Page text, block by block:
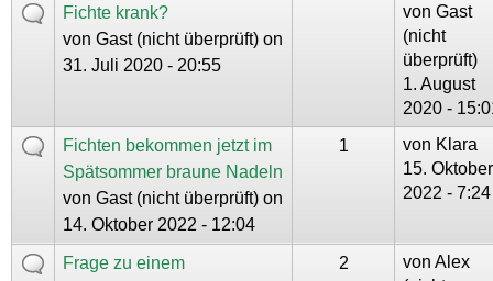
Fichte krank?
von Gast (nicht überprüft) on
31. Juli 2020 - 20:55
von Gast
(nicht
überprüft)
1. August
2020 -
Fichten bekommen jetzt im
Spätsommer braune Nadeln
von Gast (nicht überprüft) on
14. Oktober 2022 - 12:04
1 von Klara
15. Oktober
2022 - 7:24
Frage zu einem
2 von Alex